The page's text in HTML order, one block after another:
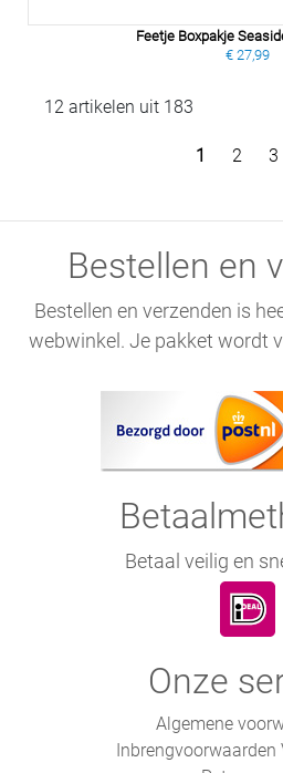
Feetje Boxpakje
€ 27,99
12 artikelen uit 183
1 2 3
Bestellen en
Bestellen en verzenden is
webwinkel. Je pakket wordt
Betaal veilig en
Onze
Algemene